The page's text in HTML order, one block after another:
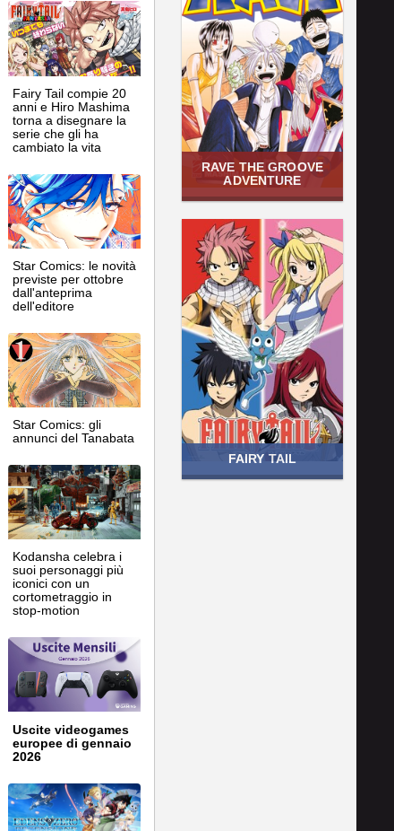
Fairy Tail compie 20
anni e Hiro Mashima
torna a disegnare la
serie che gli ha
cambiato la vita
Star Comics: le novità
previste per ottobre
dall'anteprima
dell'editore
Star Comics: gli
annunci del Tanabata
Kodansha celebra i
suoi personaggi più
iconici con un
cortometraggio in
stop-motion
Uscite videogames
europee di gennaio
2026
RAVE THE GROOVE
ADVENTURE
FAIRY TAIL